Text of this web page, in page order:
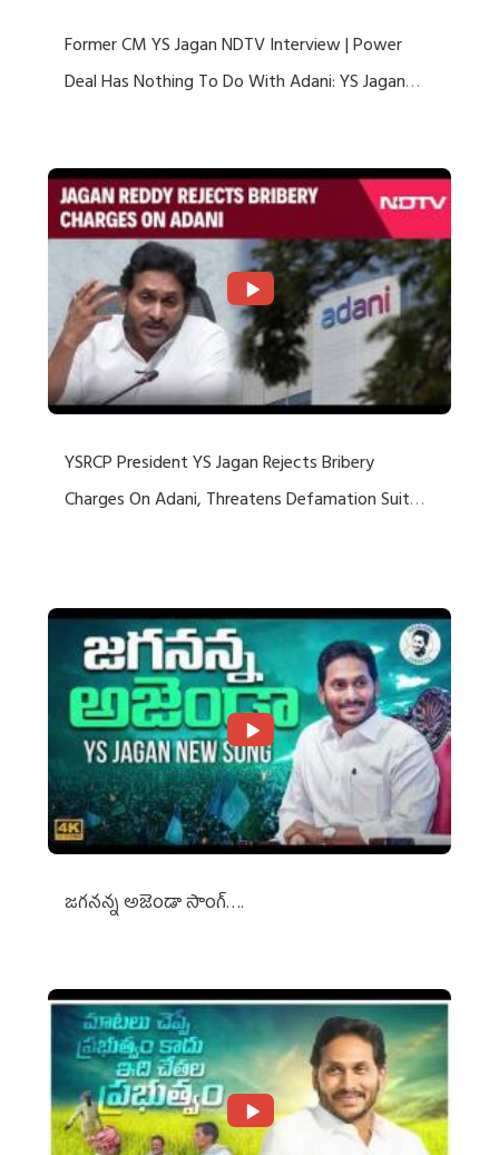
Former CM YS Jagan NDTV Interview | Power
Deal Has Nothing To Do With Adani: YS Jagan
YSRCP President YS Jagan Rejects Bribery
Charges On Adani, Threatens Defamation Suit
జగనన్న అజెండా సాంగ్….